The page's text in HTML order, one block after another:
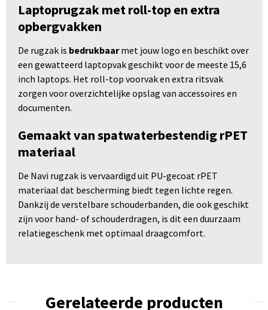
Laptoprugzak met roll-top en extra
opbergvakken
De rugzak is bedrukbaarmet jouw logo en beschikt over
een gewatteerd laptopvak geschikt voor de meeste 15,6
inch laptops. Het roll-top voorvak en extra ritsvak
zorgen voor overzichtelijke opslag van accessoires en
documenten.
Gemaakt van spatwaterbestendig rPET
materiaal
De Navi rugzak is vervaardigd uit PU-gecoat rPET
materiaal dat bescherming biedt tegen lichte regen.
Dankzij de verstelbare schouderbanden, die ook geschikt
zijn voor hand- of schouderdragen, is dit een duurzaam
relatiegeschenk met optimaal draagcomfort.
Gerelateerde producten